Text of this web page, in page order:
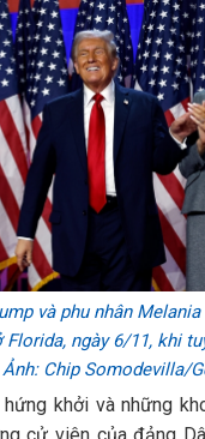
và phu nhân
ngày 6/11, khi
Ảnh: Chip Somodevilla/
khởi và những